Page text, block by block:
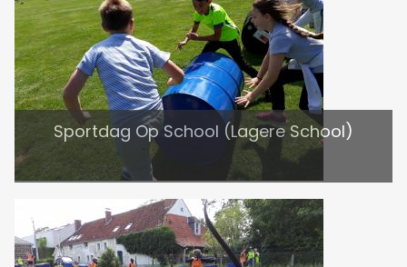
Sportdag Op School (Lagere School)